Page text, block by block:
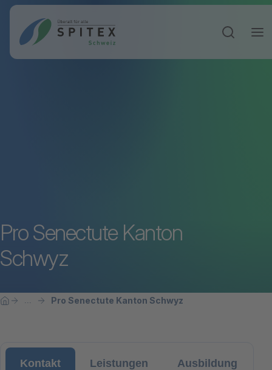
Pro Senectute Kanton
Schwyz
Breadcrumbnavigation
Sie befinden sich hier:
Home ... Pro Senectute Kanton Schwyz
Kontakt Leistungen Ausbildung